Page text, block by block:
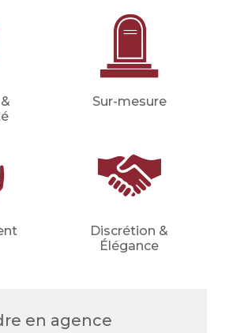
les obsèques
vos obsèques par
afin de protéger vos
d'une dépense imprévue.
en prévoyance
déterminera avec vous le
mensualités adaptées à
(familiale, financière,
un devis
Sur-mesure
Discrétion &
Élégance
en agence